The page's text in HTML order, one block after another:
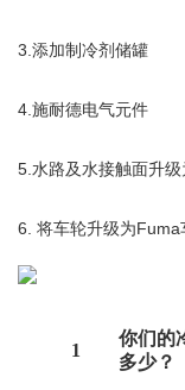
3.添加制冷剂储罐
4.施耐德电气元件
5.水路及水接触面升
6. 将车轮升级为Fuma
1
你们的
多少？